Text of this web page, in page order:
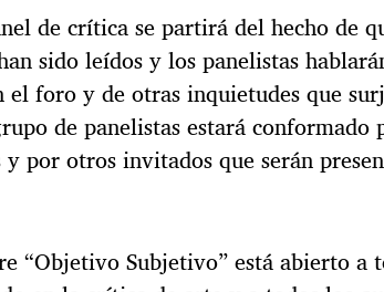
de crítica se partirá del hecho de
sido leídos y los panelistas
el foro y de otras inquietudes que
de panelistas estará conformado
por otros invitados que serán
“Objetivo Subjetivo” está abierto a